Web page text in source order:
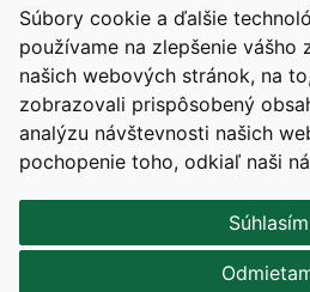
Súbory cookie a ďalšie
používame na zlepšenie vášho
našich webových stránok, na
zobrazovali prispôsobený
analýzu návštevnosti našich
pochopenie toho, odkiaľ naši
Súhlasím
Kontakty Mapa stránky RSS
Nastavenia cookies
Prevádzkovateľom služby je
vývoja a mládeže Slovenskej